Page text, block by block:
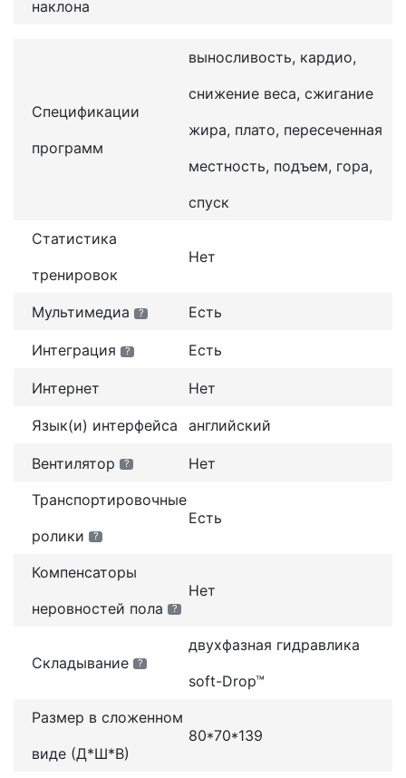
наклона
Спецификации
программ
выносливость, кардио,
снижение веса, сжигание
жира, плато, пересеченная
местность, подъем, гора,
спуск
Статистика
тренировок
Нет
Мультимедиа ? Есть
Интеграция ? Есть
Интернет Нет
Язык(и) интерфейса английский
Вентилятор ?
Нет
Транспортировочные
ролики
?
Есть
Компенсаторы
неровностей пола
?
Нет
Складывание ?
двухфазная гидравлика
soft-Drop™
Размер в сложенном
виде (Д*Ш*В)
80*70*139